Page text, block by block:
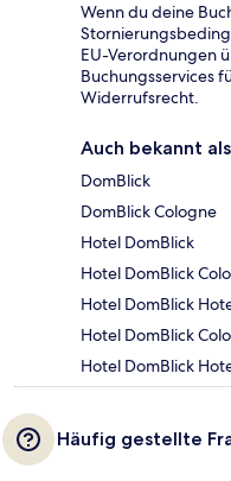
Wenn du deine
EU-Verordnungen
Buchungsservices
Widerrufsrecht.
Auch bekannt als
DomBlick
DomBlick Cologne
Hotel DomBlick
Hotel DomBlick
Hotel DomBlick
Hotel DomBlick
Hotel DomBlick
Häufig gestellte